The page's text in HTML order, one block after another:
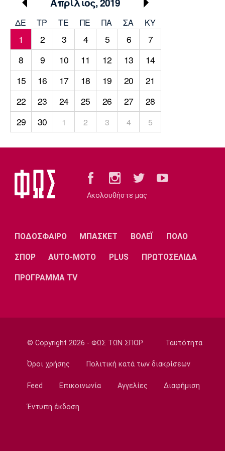
Πολιτισμός
Τραγούδια
Cine Spot
Running
Media
Παρασκήνιο
Πρόγραμμα TV
Ιωνικός Κηφισιά Πανσερραϊκός
Μπαρτσελόνα
Ρεάλ
Μαδρίτης
Ατλέτικο
Μαδρίτης
Μάντσεστερ
Γιουνάιτεντ
Τσέλσι
Σίτι
Μπορούσια
Παρί Σεν
Μαρσέιγ
Μονακό
ΔΕ ΤΡ TΕ ΠΕ ΠΑ ΣΑ ΚΥ
1 2 3 4 5 6
7
8
9 10 11 12 13
14
15
16 17 18 19 20
21
22
23 24 25 26 27
28
29
30 1 2 3 4 5
Ακολουθήστε μας
ΠΟΔΟΣΦΑΙΡΟ ΜΠΑΣΚΕΤ ΒΟΛΕΪ ΠΟΛΟ
ΣΠΟΡ AUTO-MOTO PLUS ΠΡΩΤΟΣΕΛΙΔΑ
ΠΡΟΓΡΑΜΜΑ TV
© Copyright 2026 - ΦΩΣ ΤΩΝ ΣΠΟΡ Ταυτότητα
Όροι χρήσης Πολιτική κατά των διακρίσεων
Feed Επικοινωνία Αγγελίες Διαφήμιση
Έντυπη έκδοση